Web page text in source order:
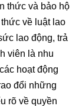
thức và bảo hộ
về luật lao
lao động, trả
viên là nhu
hoạt động
đổi những
rõ về quyền